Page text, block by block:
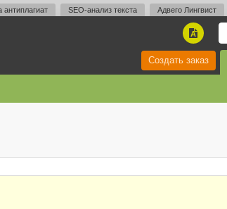
антиплагиат SEO-анализ текста Адвего Лингвист
A
Создать заказ